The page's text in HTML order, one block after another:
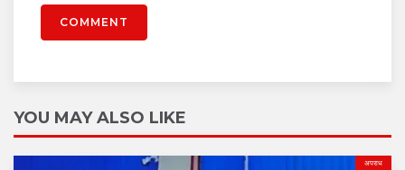
COMMENT
YOU MAY ALSO LIKE
अपराध